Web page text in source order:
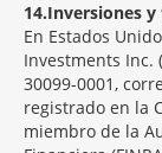
14 Inversiones
En Estados
Investments Inc.
30099-0001,
registrado en la
miembro de la